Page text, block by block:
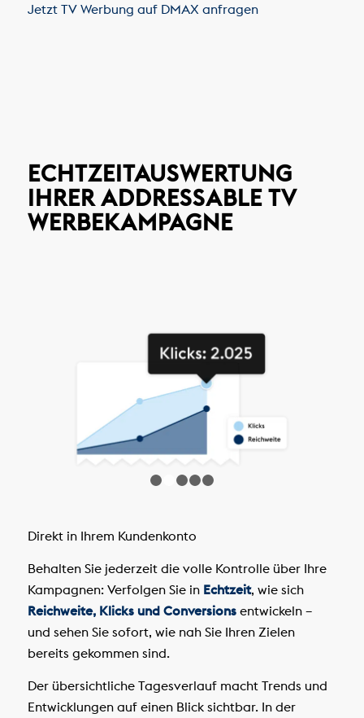
Jetzt TV Werbung auf DMAX anfragen
ECHTZEITAUSWERTUNG
IHRER ADDRESSABLE TV
WERBEKAMPAGNE
Direkt in Ihrem Kundenkonto
Behalten Sie jederzeit die volle Kontrolle über Ihre
Kampagnen: Verfolgen Sie in Echtzeit, wie sich
Reichweite, Klicks und Conversionsentwickeln –
und sehen Sie sofort, wie nah Sie Ihren Zielen
bereits gekommen sind.
Der übersichtliche Tagesverlauf macht Trends und
Entwicklungen auf einen Blick sichtbar. In der